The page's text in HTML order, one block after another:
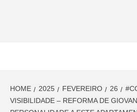
HOME 2025 FEVEREIRO 26
VISIBILIDADE – REFORMA DE